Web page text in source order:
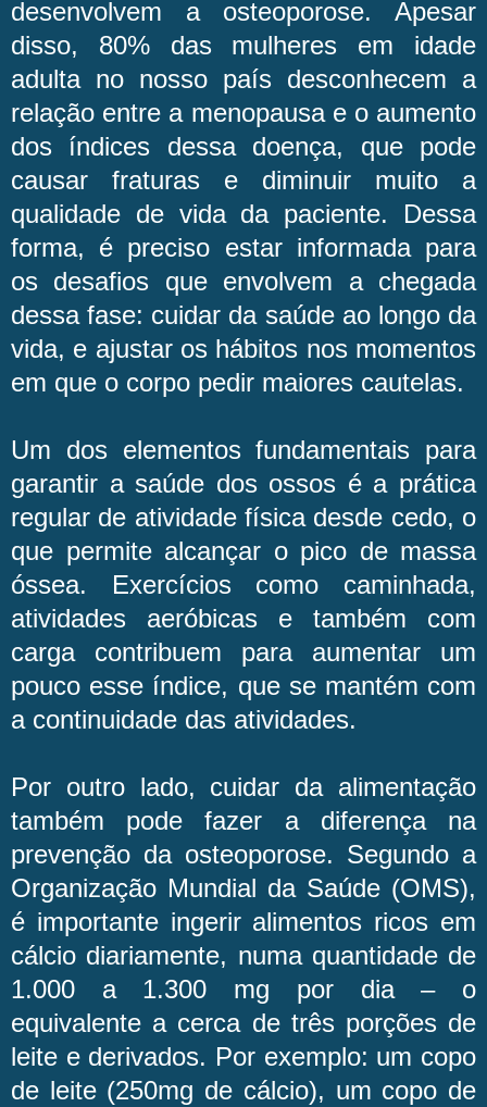
desenvolvem a osteoporose. Apesar
disso, 80% das mulheres em idade
adulta no nosso país desconhecem a
relação entre a menopausa e o aumento
dos índices dessa doença, que pode
causar fraturas e diminuir muito a
qualidade de vida da paciente. Dessa
forma, é preciso estar informada para
os desafios que envolvem a chegada
dessa fase: cuidar da saúde ao longo da
vida, e ajustar os hábitos nos momentos
em que o corpo pedir maiores cautelas.
Um dos elementos fundamentais para
garantir a saúde dos ossos é a prática
regular de atividade física desde cedo, o
que permite alcançar o pico de massa
óssea. Exercícios como caminhada,
atividades aeróbicas e também com
carga contribuem para aumentar um
pouco esse índice, que se mantém com
a continuidade das atividades.
Por outro lado, cuidar da alimentação
também pode fazer a diferença na
prevenção da osteoporose. Segundo a
Organização Mundial da Saúde (OMS),
é importante ingerir alimentos ricos em
cálcio diariamente, numa quantidade de
1.000 a 1.300 mg por dia – o
equivalente a cerca de três porções de
leite e derivados. Por exemplo: um copo
de leite (250mg de cálcio), um copo de